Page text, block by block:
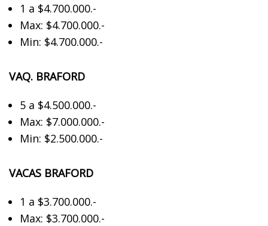
1 a $4.700.000.-
Max: $4.700.000.-
Min: $4.700.000.-
VAQ. BRAFORD
5 a $4.500.000.-
Max: $7.000.000.-
Min: $2.500.000.-
VACAS BRAFORD
1 a $3.700.000.-
Max: $​3.700.000.-